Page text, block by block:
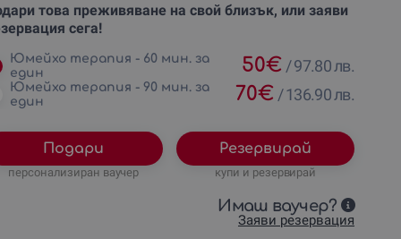
това преживяване на свой близък, или заяви
сега!
Юмейхо терапия - 60 мин. за
един
50€ /97.80 лв.
Юмейхо терапия - 90 мин. за
един
70€ /136.90 лв.
Подари
персонализиран ваучер
Резервирай
купи и резервирай
Имаш ваучер?
Заяви резервация